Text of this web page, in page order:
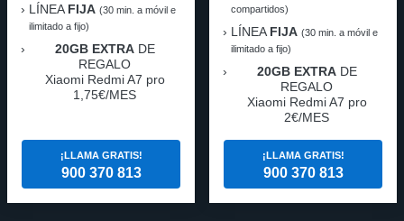
LÍNEA FIJA (30 min. a móvil e
ilimitado a fijo)
20GB EXTRADE
REGALO
Xiaomi Redmi A7 pro
1,75€/MES
¡LLAMA GRATIS!
900 370 813
compartidos)
LÍNEA FIJA (30 min. a móvil e
ilimitado a fijo)
20GB EXTRADE
REGALO
Xiaomi Redmi A7 pro
2€/MES
¡LLAMA GRATIS!
900 370 813